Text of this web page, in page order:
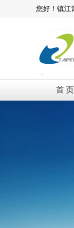
您好！镇江
首 页